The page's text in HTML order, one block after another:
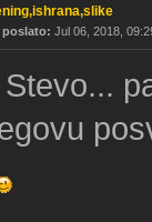
poslato: Jul 06, 2018,